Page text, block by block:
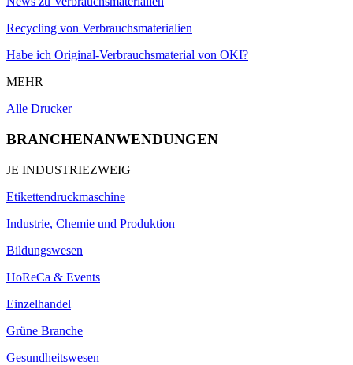
Recycling von Verbrauchsmaterialien
Habe ich Original-Verbrauchsmaterial von OKI?
MEHR
Alle Drucker
BRANCHENANWENDUNGEN
JE INDUSTRIEZWEIG
Etikettendruckmaschine
Industrie, Chemie und Produktion
Bildungswesen
HoReCa & Events
Einzelhandel
Grüne Branche
Gesundheitswesen